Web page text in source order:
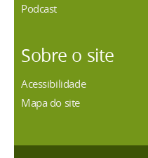
Podcast
Sobre o site
Acessibilidade
Mapa do site